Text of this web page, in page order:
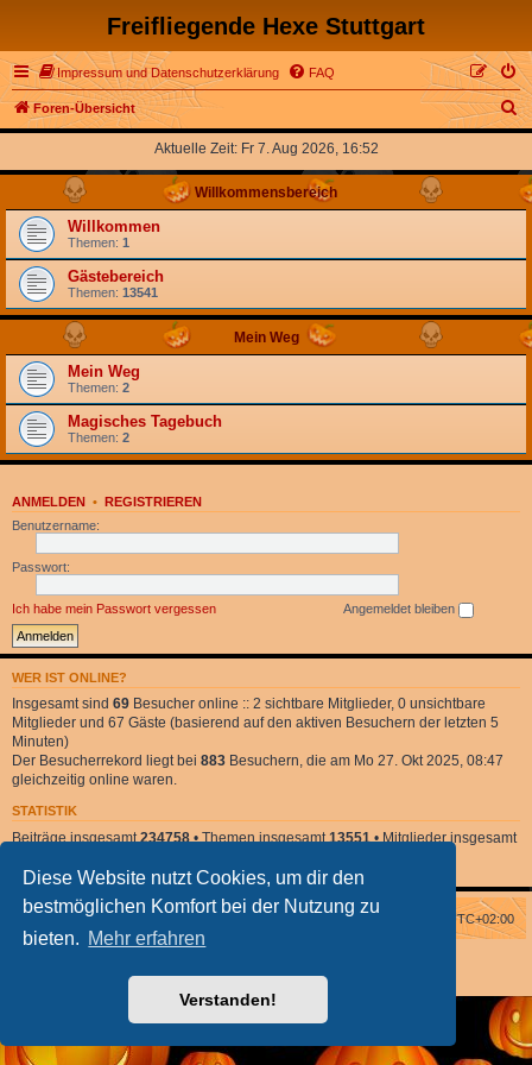
Diese Website nutzt Cookies, um dir den
bestmöglichen Komfort bei der Nutzung zu
bieten. Mehr erfahren
Verstanden!
Freifliegende Hexe Stuttgart
Impressum und Datenschutzerklärung FAQ
Foren-Übersicht
S
u
h
Aktuelle Zeit: Fr 7. Aug 2026, 16:52
Willkommensbereich
Willkommen
Themen: 1
Gästebereich
Themen: 13541
Mein Weg
Mein Weg
Themen: 2
Magisches Tagebuch
Themen: 2
ANMELDEN • REGISTRIEREN
Benutzername:
Passwort:
Ich habe mein Passwort vergessen Angemeldet bleiben
WER IST ONLINE?
Insgesamt sind 69 Besucher online :: 2 sichtbare Mitglieder, 0 unsichtbare
Mitglieder und 67 Gäste (basierend auf den aktiven Besuchern der letzten 5
Minuten)
Der Besucherrekord liegt bei 883 Besuchern, die am Mo 27. Okt 2025, 08:47
gleichzeitig online waren.
STATISTIK
Beiträge insgesamt 234758 • Themen insgesamt 13551 • Mitglieder insgesamt
Foren-Übersicht UTC+02:00
Powered byphpBB
Deutsche Übersetzung durchphpBB.de